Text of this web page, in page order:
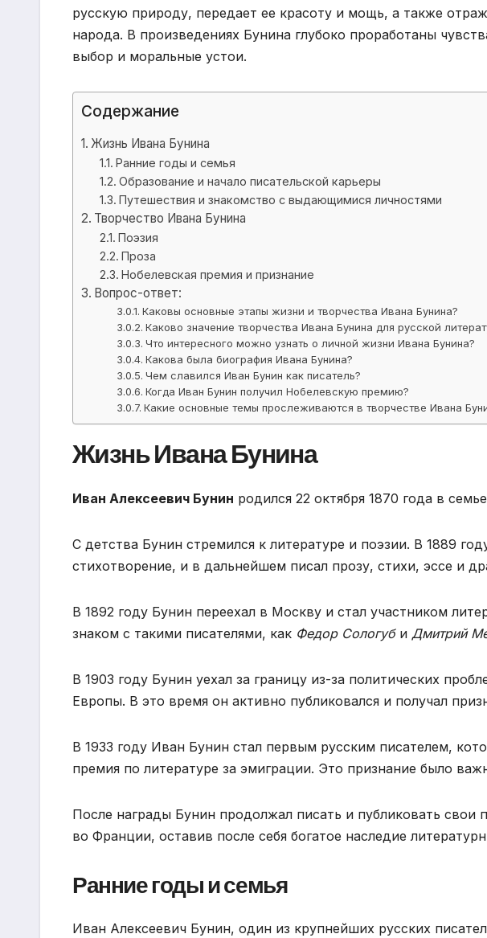
русскую природу, передает ее красоту и мощь, а также
народа. В произведениях Бунина глубоко проработаны
выбор и моральные устои.
Содержание
Жизнь Ивана Бунина
Ранние годы и семья
Образование и начало писательской карьеры
Путешествия и знакомство с выдающимися личностями
Творчество Ивана Бунина
Поэзия
Проза
Нобелевская премия и признание
Вопрос-ответ:
Каковы основные этапы жизни и творчества Ивана Бунина?
Каково значение творчества Ивана Бунина для русской
Что интересного можно узнать о личной жизни Ивана Бунина?
Какова была биография Ивана Бунина?
Чем славился Иван Бунин как писатель?
Когда Иван Бунин получил Нобелевскую премию?
Какие основные темы прослеживаются в творчестве Ивана
Жизнь Ивана Бунина
Иван Алексеевич Бунин родился 22 октября 1870 года в
С детства Бунин стремился к литературе и поэзии. В 1889
стихотворение, и в дальнейшем писал прозу, стихи, эссе и
В 1892 году Бунин переехал в Москву и стал участником
знаком с такими писателями, как Федор Сологуби Дмитрий
В 1903 году Бунин уехал за границу из-за политических
Европы. В это время он активно публиковался и получал
В 1933 году Иван Бунин стал первым русским писателем,
премия по литературе за эмиграции. Это признание было
После награды Бунин продолжал писать и публиковать свои
во Франции, оставив после себя богатое наследие
Ранние годы и семья
Иван Алексеевич Бунин, один из крупнейших русских